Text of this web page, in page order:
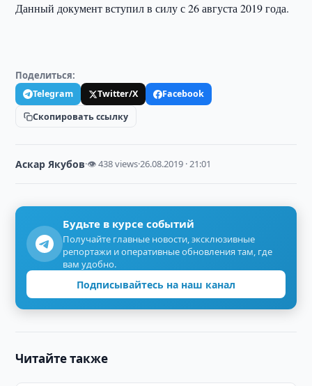
Данный документ вступил в силу с 26 августа 2019 года.
Поделиться:
Telegram Twitter/X
Facebook
Скопировать ссылку
Аскар Якубов·👁 438 views·26.08.2019 · 21:01
Будьте в курсе событий
Получайте главные новости, эксклюзивные
репортажи и оперативные обновления там, где
вам удобно.
Подписывайтесь на наш канал
Читайте также